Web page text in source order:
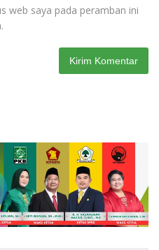
web saya pada peramban ini